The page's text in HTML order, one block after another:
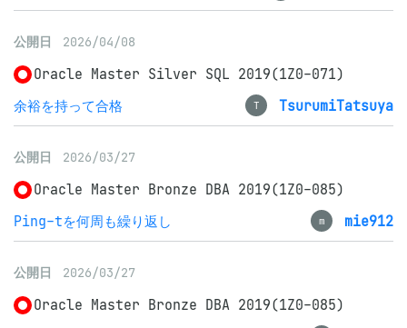
公開日 2026/04/08
Oracle Master Silver SQL 2019(1Z0-071)
余裕を持って合格
T TsurumiTatsuya
公開日 2026/03/27
Oracle Master Bronze DBA 2019(1Z0-085)
Ping-tを何周も繰り返し
m mie912
公開日 2026/03/27
Oracle Master Bronze DBA 2019(1Z0-085)